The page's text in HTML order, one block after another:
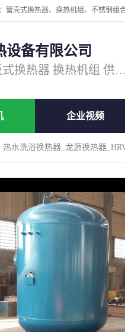
设备有限公司
主营产品：换热器 板式换热器 换热机组 供水设备 水处理设备
企业视频
热水洗浴换热器_龙源换热器